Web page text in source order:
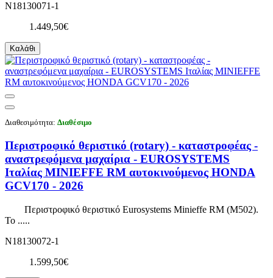
N18130071-1
1.449,50€
Καλάθι
Διαθεσιμότητα: Διαθέσιμο
Περιστροφικό θεριστικό (rotary) - καταστροφέας -
αναστρεφόμενα μαχαίρια - EUROSYSTEMS
Ιταλίας MINIEFFE RM αυτοκινούμενος HONDA
GCV170 - 2026
Περιστροφικό θεριστικό Eurosystems Minieffe RM (M502).
Το .....
N18130072-1
1.599,50€